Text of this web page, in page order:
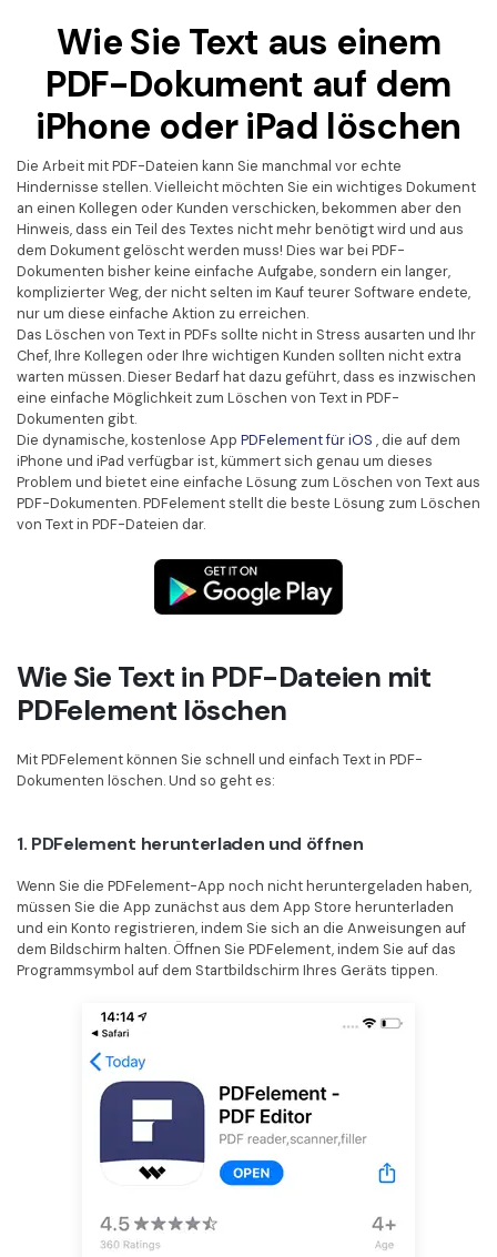
PDF-Daten extrahieren
PDF freigeben
eSign PDFs rechtmäßig Neu
Branchen
Bildung
IT-Dienstleistung
Rechtliches
Gesundheitswesen
Finanzen
Regierung
Veröffentlichung
Freiberufler
Alle PDF-Funktionen
Was ist NEU
Benutzerhandbuch
PDFelement für Windows
PDFelement für Mac
PDFelement für iOS
PDFelement für Android
Mehr erfahren
Bewertungen
Sehen Sie, was unsere Nutzer sagen.
Kostenlose PDF-Vorlagen
Bearbeiten, Drucken und Anpassen von kostenlosen Vorlagen.
PDF-Wissen
PDF-bezogene Informationen, die Sie benötigen.
Download-Zentrum
Laden Sie die leistungsstärksten und einfachsten PDF-Tools
Wie Sie Text aus einem
PDF-Dokument auf dem
iPhone oder iPad löschen
Die Arbeit mit PDF-Dateien kann Sie manchmal vor echte
Hindernisse stellen. Vielleicht möchten Sie ein wichtiges Dokument
an einen Kollegen oder Kunden verschicken, bekommen aber den
Hinweis, dass ein Teil des Textes nicht mehr benötigt wird und aus
dem Dokument gelöscht werden muss! Dies war bei PDF-
Dokumenten bisher keine einfache Aufgabe, sondern ein langer,
komplizierter Weg, der nicht selten im Kauf teurer Software endete,
nur um diese einfache Aktion zu erreichen.
Das Löschen von Text in PDFs sollte nicht in Stress ausarten und Ihr
Chef, Ihre Kollegen oder Ihre wichtigen Kunden sollten nicht extra
warten müssen. Dieser Bedarf hat dazu geführt, dass es inzwischen
eine einfache Möglichkeit zum Löschen von Text in PDF-
Dokumenten gibt.
Die dynamische, kostenlose App PDFelement für iOS , die auf dem
iPhone und iPad verfügbar ist, kümmert sich genau um dieses
Problem und bietet eine einfache Lösung zum Löschen von Text aus
PDF-Dokumenten. PDFelement stellt die beste Lösung zum Löschen
von Text in PDF-Dateien dar.
Wie Sie Text in PDF-Dateien mit
PDFelement löschen
Mit PDFelement können Sie schnell und einfach Text in PDF-
Dokumenten löschen. Und so geht es:
1. PDFelement herunterladen und öffnen
Wenn Sie die PDFelement-App noch nicht heruntergeladen haben,
müssen Sie die App zunächst aus dem App Store herunterladen
und ein Konto registrieren, indem Sie sich an die Anweisungen auf
dem Bildschirm halten. Öffnen Sie PDFelement, indem Sie auf das
Programmsymbol auf dem Startbildschirm Ihres Geräts tippen.